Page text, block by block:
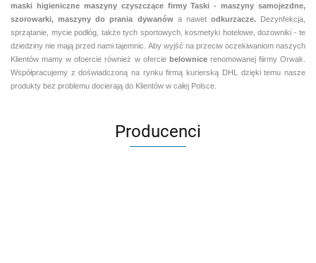
maski higieniczne maszyny czyszczące firmy Taski - maszyny samojezdne,
szorowarki, maszyny do prania dywanów a nawet odkurzacze. Dezynfekcja,
sprzątanie, mycie podłóg, także tych sportowych, kosmetyki hotelowe, dozowniki - te
dziedziny nie mają przed nami tajemnic. Aby wyjść na przeciw oczekiwaniom naszych
Klientów mamy w ofoercie również w ofercie belownicerenomowanej fiirmy Orwak.
Współpracujemy z doświadczoną na rynku firmą kurierską DHL dzięki temu nasze
produkty bez problemu docierają do Klientów w całej Polsce.
Producenci